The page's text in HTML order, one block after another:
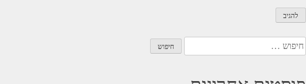
חיפוש: